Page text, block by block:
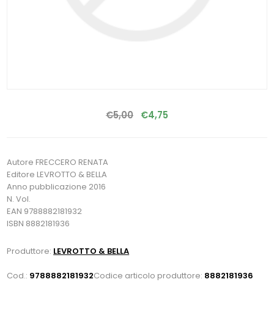
€5,00 €4,75
Autore FRECCERO RENATA
Editore LEVROTTO & BELLA
Anno pubblicazione 2016
N. Vol.
EAN 9788882181932
ISBN 8882181936
Produttore: LEVROTTO & BELLA
Cod.: 9788882181932Codice articolo produttore: 8882181936